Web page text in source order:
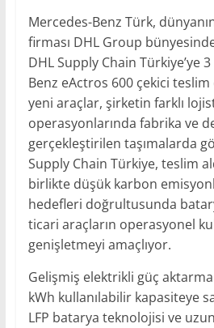
Mercedes-Benz Türk,
firması DHL Group
DHL Supply Chain Türkiye’ye
Benz eActros 600 çekici teslim
yeni araçlar, şirketin farklı
operasyonlarında fabrika ve
gerçekleştirilen taşımalarda
Supply Chain Türkiye, teslim
birlikte düşük karbon
hedefleri doğrultusunda
ticari araçların operasyonel
genişletmeyi amaçlıyor.
Gelişmiş elektrikli güç
kWh kullanılabilir kapasiteye
LFP batarya teknolojisi ve